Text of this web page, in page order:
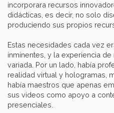
incorporara recursos
didácticas, es decir, no solo
produciendo sus propios
Estas necesidades cada vez
inminentes, y la experiencia
variada. Por un lado, había
realidad virtual y hologramas,
había maestros que apenas
sus videos como apoyo a
presenciales.